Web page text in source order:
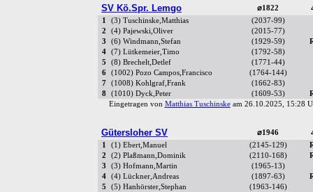
SV Kö.Spr. Lemgo ⌀1822
1 (3) Tuschinske,Matthias
(2037-99)
2
(4) Pajewski,Oliver
(2015-77)
3
(6) Windmann,Stefan (1929-59)
4
(7) Lütkemeier,Timo
(1792-58)
5
(8) Brechelt,Detlef
(1771-44)
6
(1002) Pozo Campos,Francisco
(1764-144)
7
(1008) Kohlgraf,Frank
(1662-83)
8
(1010) Dyck,Peter (1609-53)
Eingetragen von Matthias Tuschinskeam 26.10.2025, 15:28
Gütersloher SV ⌀1946
1 (1) Ebert,Manuel (2145-129)
2
(2) Plaßmann,Dominik (2110-168)
3
(3) Hofmann,Martin
(1965-13)
4
(4) Lückner,Andreas (1897-63)
5
(5) Hanhörster,Stephan
(1963-146)